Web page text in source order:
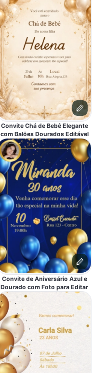
Convite Chá de Bebê Elegante
com Balões Dourados Editável
Convite de Aniversário Azul e
Dourado com Foto para Editar